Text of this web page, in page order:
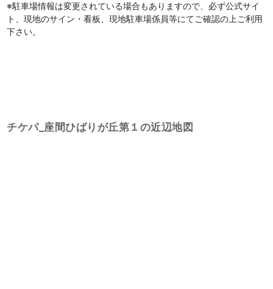
※駐車場情報は変更されている場合もありますので、必ず公式サイ
ト、現地のサイン・看板、現地駐車場係員等にてご確認の上ご利用
下さい。
チケパ_座間ひばりが丘第１の近辺地図